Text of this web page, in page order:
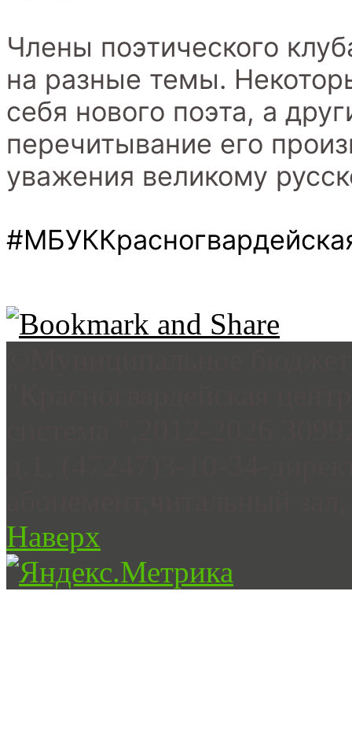
Члены поэтического
на разные темы.
себя нового поэта, а
перечитывание его
уважения великому
Наверх